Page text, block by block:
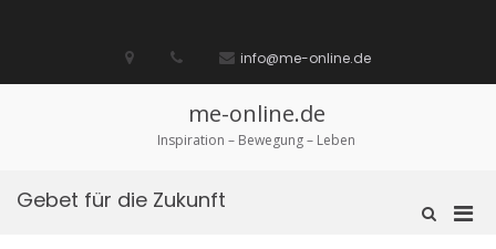
biete
/
Ich
suche
diese
Seite
info@me-online.de
me-online.de
Inspiration – Bewegung – Leben
Such-
Gebet für die Zukunft